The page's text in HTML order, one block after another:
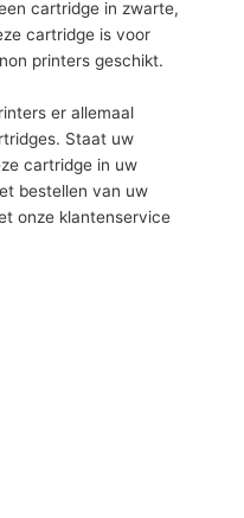
cartridge in zwarte,
cartridge is voor
printers geschikt.
er allemaal
Staat uw
cartridge in uw
bestellen van uw
onze klantenservice